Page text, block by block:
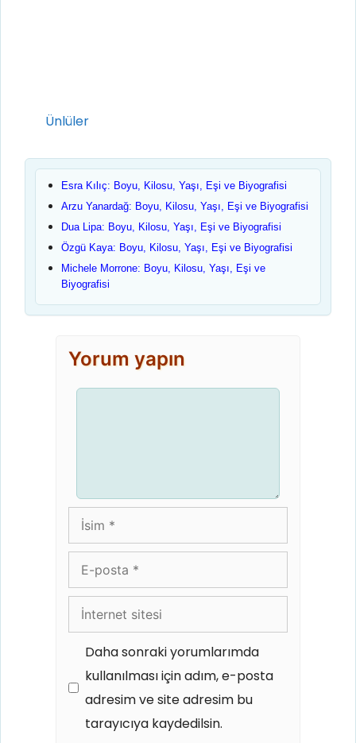
Kategoriler
Ünlüler
Esra Kılıç: Boyu, Kilosu, Yaşı, Eşi ve Biyografisi
Arzu Yanardağ: Boyu, Kilosu, Yaşı, Eşi ve Biyografisi
Dua Lipa: Boyu, Kilosu, Yaşı, Eşi ve Biyografisi
Özgü Kaya: Boyu, Kilosu, Yaşı, Eşi ve Biyografisi
Michele Morrone: Boyu, Kilosu, Yaşı, Eşi ve
Biyografisi
Yorum yapın
İsim
posta
İnternet
sitesi
Daha sonraki yorumlarımda
kullanılması için adım, e-posta
adresim ve site adresim bu
tarayıcıya kaydedilsin.